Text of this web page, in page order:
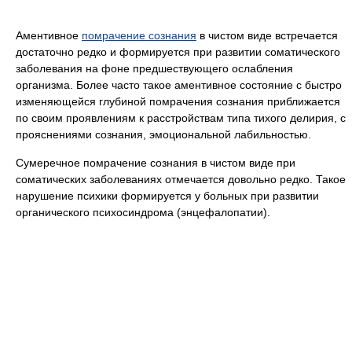
Аментивное помрачение сознания в чистом виде встречается
достаточно редко и формируется при развитии соматического
заболевания на фоне предшествующего ослабления
организма. Более часто такое аментивное состояние с быстро
изменяющейся глубиной помрачения сознания приближается
по своим проявлениям к расстройствам типа тихого делирия, с
прояснениями сознания, эмоциональной лабильностью.
Сумеречное помрачение сознания в чистом виде при
соматических заболеваниях отмечается довольно редко. Такое
нарушение психики формируется у больных при развитии
органического психосиндрома (энцефалопатии).